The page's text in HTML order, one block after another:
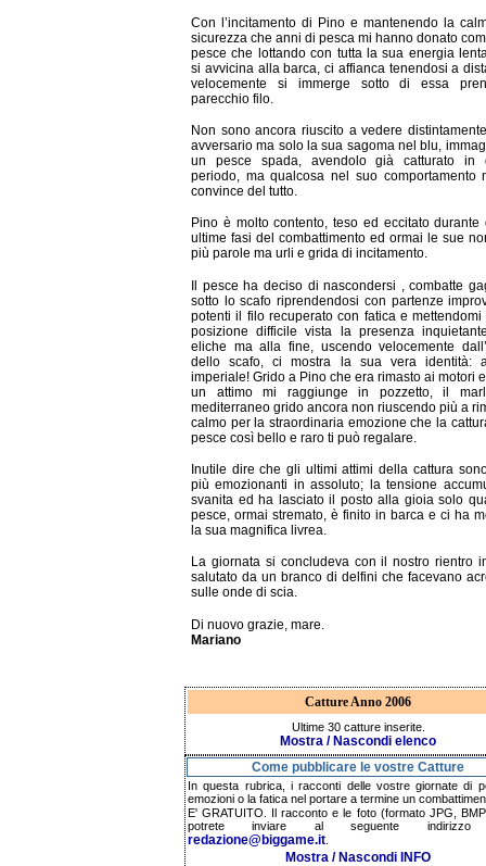
Con l’incitamento di Pino e mantenendo la
sicurezza che anni di pesca mi hanno donato
pesce che lottando con tutta la sua energia
si avvicina alla barca, ci affianca tenendosi a
velocemente si immerge sotto di essa
parecchio filo.
Non sono ancora riuscito a vedere
avversario ma solo la sua sagoma nel blu,
un pesce spada, avendolo già catturato in
periodo, ma qualcosa nel suo comportamento
convince del tutto.
Pino è molto contento, teso ed eccitato durante
ultime fasi del combattimento ed ormai le sue
più parole ma urli e grida di incitamento.
Il pesce ha deciso di nascondersi , combatte
sotto lo scafo riprendendosi con partenze
potenti il filo recuperato con fatica e
posizione difficile vista la presenza
eliche ma alla fine, uscendo velocemente
dello scafo, ci mostra la sua vera identità:
imperiale! Grido a Pino che era rimasto ai motori
un attimo mi raggiunge in pozzetto, il
mediterraneo grido ancora non riuscendo più a
calmo per la straordinaria emozione che la
pesce così bello e raro ti può regalare.
Inutile dire che gli ultimi attimi della cattura
più emozionanti in assoluto; la tensione
svanita ed ha lasciato il posto alla gioia solo
pesce, ormai stremato, è finito in barca e ci ha
la sua magnifica livrea.
La giornata si concludeva con il nostro rientro
salutato da un branco di delfini che facevano
sulle onde di scia.
Di nuovo grazie, mare.
Mariano
Catture Anno 2006
Ultime 30 catture inserite.
Mostra / Nascondi elenco
Come pubblicare le vostre Catture
In questa rubrica, i racconti delle vostre giornate di
emozioni o la fatica nel portare a termine un
E' GRATUITO. Il racconto e le foto (formato JPG,
potrete inviare al seguente indirizzo
redazione@biggame.it
Mostra / Nascondi INFO